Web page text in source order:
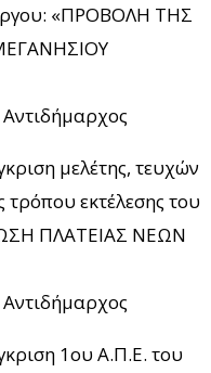
«ΠΡΟΒΟΛΗ ΤΗΣ
Αντιδήμαρχος
μελέτης, τευχών
εκτέλεσης του
ΠΛΑΤΕΙΑΣ ΝΕΩΝ
Αντιδήμαρχος
1ου Α.Π.Ε. του